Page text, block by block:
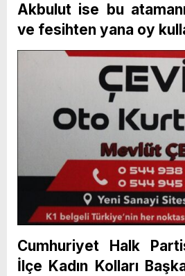
Akbulut ise bu
ve fesihten yana oy
Cumhuriyet Halk
İlçe Kadın Kolları